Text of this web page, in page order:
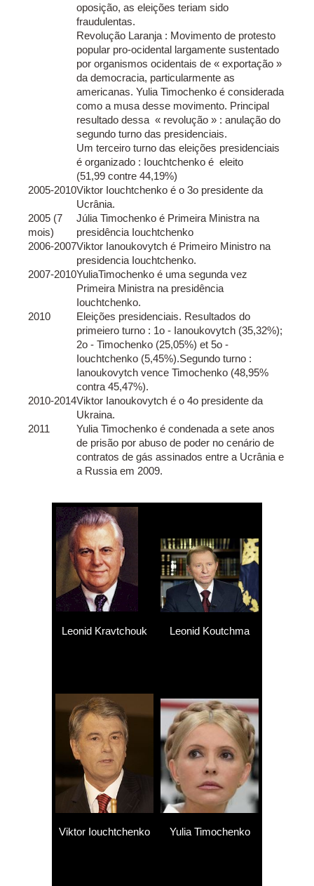
oposição, as eleições teriam sido
fraudulentas.
Revolução Laranja : Movimento de protesto
popular pro-ocidental largamente sustentado
por organismos ocidentais de « exportação »
da democracia, particularmente as
americanas. Yulia Timochenko é considerada
como a musa desse movimento. Principal
resultado dessa « revolução » : anulação do
segundo turno das presidenciais.
Um terceiro turno das eleições presidenciais
é organizado : Iouchtchenko é eleito
(51,99 contre 44,19%)
2005-2010Viktor Iouchtchenko é o 3o presidente da
Ucrânia.
2005 (7
mois)
Júlia Timochenko é Primeira Ministra na
presidência Iouchtchenko
2006-2007Viktor Ianoukovytch é Primeiro Ministro na
presidencia Iouchtchenko.
2007-2010YuliaTimochenko é uma segunda vez
Primeira Ministra na presidência
Iouchtchenko.
2010
Eleições presidenciais. Resultados do
primeiero turno : 1o - Ianoukovytch (35,32%);
2o - Timochenko (25,05%) et 5o -
Iouchtchenko (5,45%).Segundo turno :
Ianoukovytch vence Timochenko (48,95%
contra 45,47%).
2010-2014Viktor Ianoukovytch é o 4o presidente da
Ukraina.
2011
Yulia Timochenko é condenada a sete anos
de prisão por abuso de poder no cenário de
contratos de gás assinados entre a Ucrânia e
a Russia em 2009.
Leonid Kravtchouk Leonid Koutchma
Viktor Iouchtchenko Yulia Timochenko